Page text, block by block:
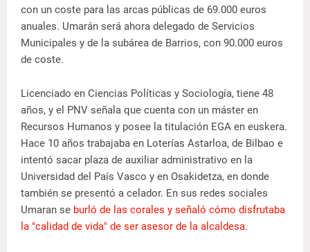
con un coste para las arcas públicas de 69.000 euros
anuales. Umarán será ahora delegado de Servicios
Municipales y de la subárea de Barrios, con 90.000 euros
de coste.
Licenciado en Ciencias Políticas y Sociología, tiene 48
años, y el PNV señala que cuenta con un máster en
Recursos Humanos y posee la titulación EGA en euskera.
Hace 10 años trabajaba en Loterías Astarloa, de Bilbao e
intentó sacar plaza de auxiliar administrativo en la
Universidad del País Vasco y en Osakidetza, en donde
también se presentó a celador. En sus redes sociales
Umaran se burló de las corales y señaló cómo disfrutaba
la "calidad de vida" de ser asesor de la alcaldesa.